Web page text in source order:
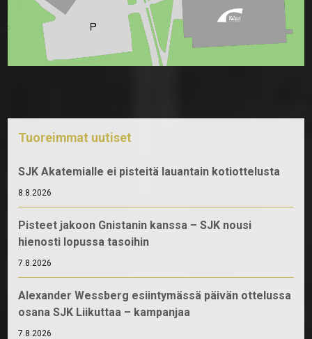
Tuoreimmat uutiset
SJK Akatemialle ei pisteitä lauantain kotiottelusta
8.8.2026
Pisteet jakoon Gnistanin kanssa – SJK nousi
hienosti lopussa tasoihin
7.8.2026
Alexander Wessberg esiintymässä päivän ottelussa
osana SJK Liikuttaa – kampanjaa
7.8.2026